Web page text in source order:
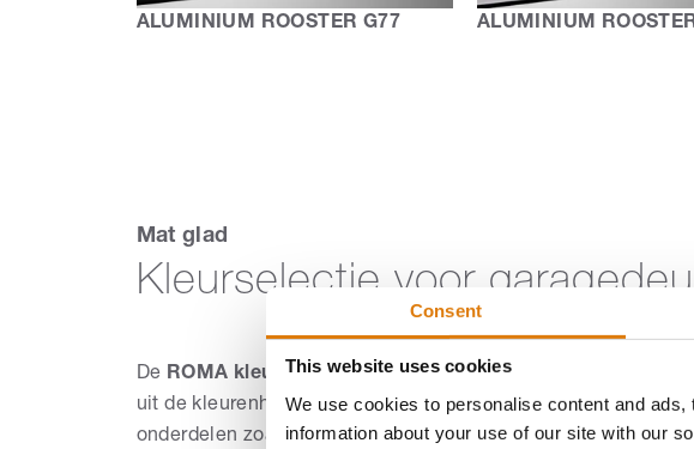
Consent
This website uses cookies
We use cookies to personalise content and
information about your use of our site with our
ALUMINIUM ROOSTER G77 ALUMINIUM
Mat glad
Kleurselectie voor
De ROMA kleurenharmonie*biedt zeven moderne kleuren
uit de kleurenharmonie voor de zichtbare aluminium
onderdelen zoals panelen, geleiderails, eindstijlen en